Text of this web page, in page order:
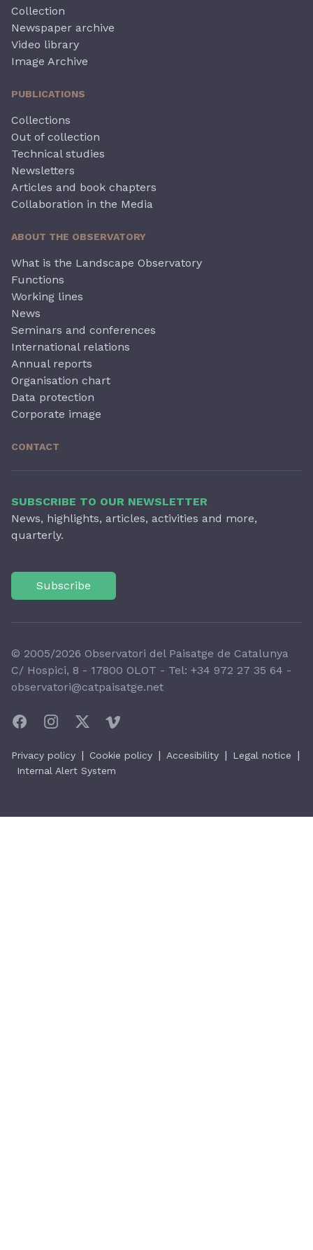
Collection
Newspaper archive
Video library
Image Archive
PUBLICATIONS
Collections
Out of collection
Technical studies
Newsletters
Articles and book chapters
Collaboration in the Media
ABOUT THE OBSERVATORY
What is the Landscape Observatory
Functions
Working lines
News
Seminars and conferences
International relations
Annual reports
Organisation chart
Data protection
Corporate image
CONTACT
SUBSCRIBE TO OUR NEWSLETTER
News, highlights, articles, activities and more,
quarterly.
Subscribe
© 2005/2026 Observatori del Paisatge de Catalunya
C/ Hospici, 8 - 17800 OLOT - Tel: +34 972 27 35 64 -
observatori@catpaisatge.net
Privacy policy | Cookie policy | Accesibility | Legal notice |
Internal Alert System